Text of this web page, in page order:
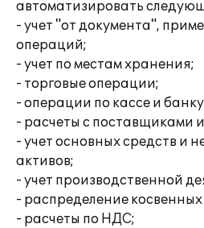
автоматизировать
- учет "от документа",
операций;
- учет по местам хранения;
- торговые операции;
- операции по кассе и
- расчеты с поставщиками
- учет основных средств и
активов;
- учет производственной
- распределение
- расчеты по НДС;